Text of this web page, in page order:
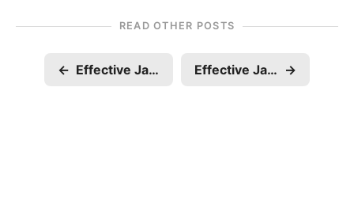
READ OTHER POSTS
← Effective Java Item 68：遵守普遍接受的命名規則 Effective Java Item 66：明智地使用原生方法 →